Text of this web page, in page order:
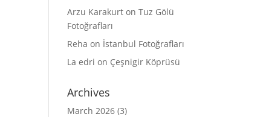
Arzu Karakurt onTuz Gölü
Fotoğrafları
Reha on İstanbul Fotoğrafları
La edri on Çeşnigir Köprüsü
Archives
March 2026 (3)